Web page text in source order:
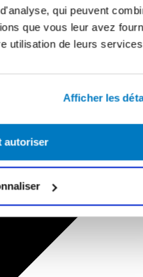
qui peuvent
que vous leur avez
utilisation de leurs
Afficher les
autoriser